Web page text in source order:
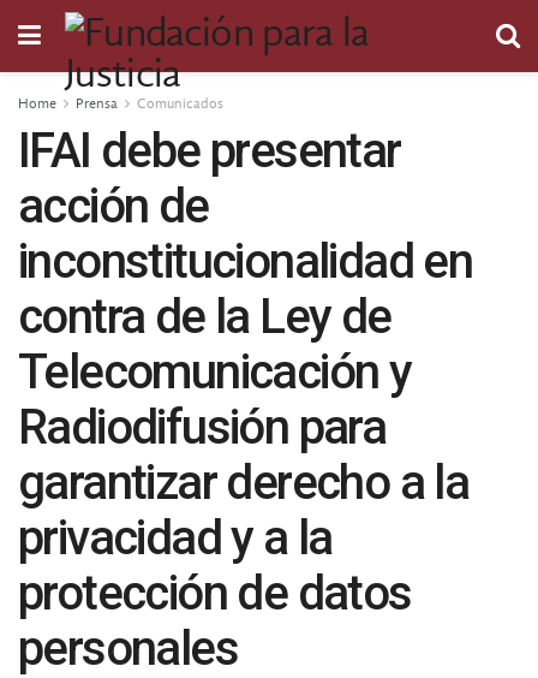
Home Prensa Comunicados
IFAI debe presentar
acción de
inconstitucionalidad en
contra de la Ley de
Telecomunicación y
Radiodifusión para
garantizar derecho a la
privacidad y a la
protección de datos
personales